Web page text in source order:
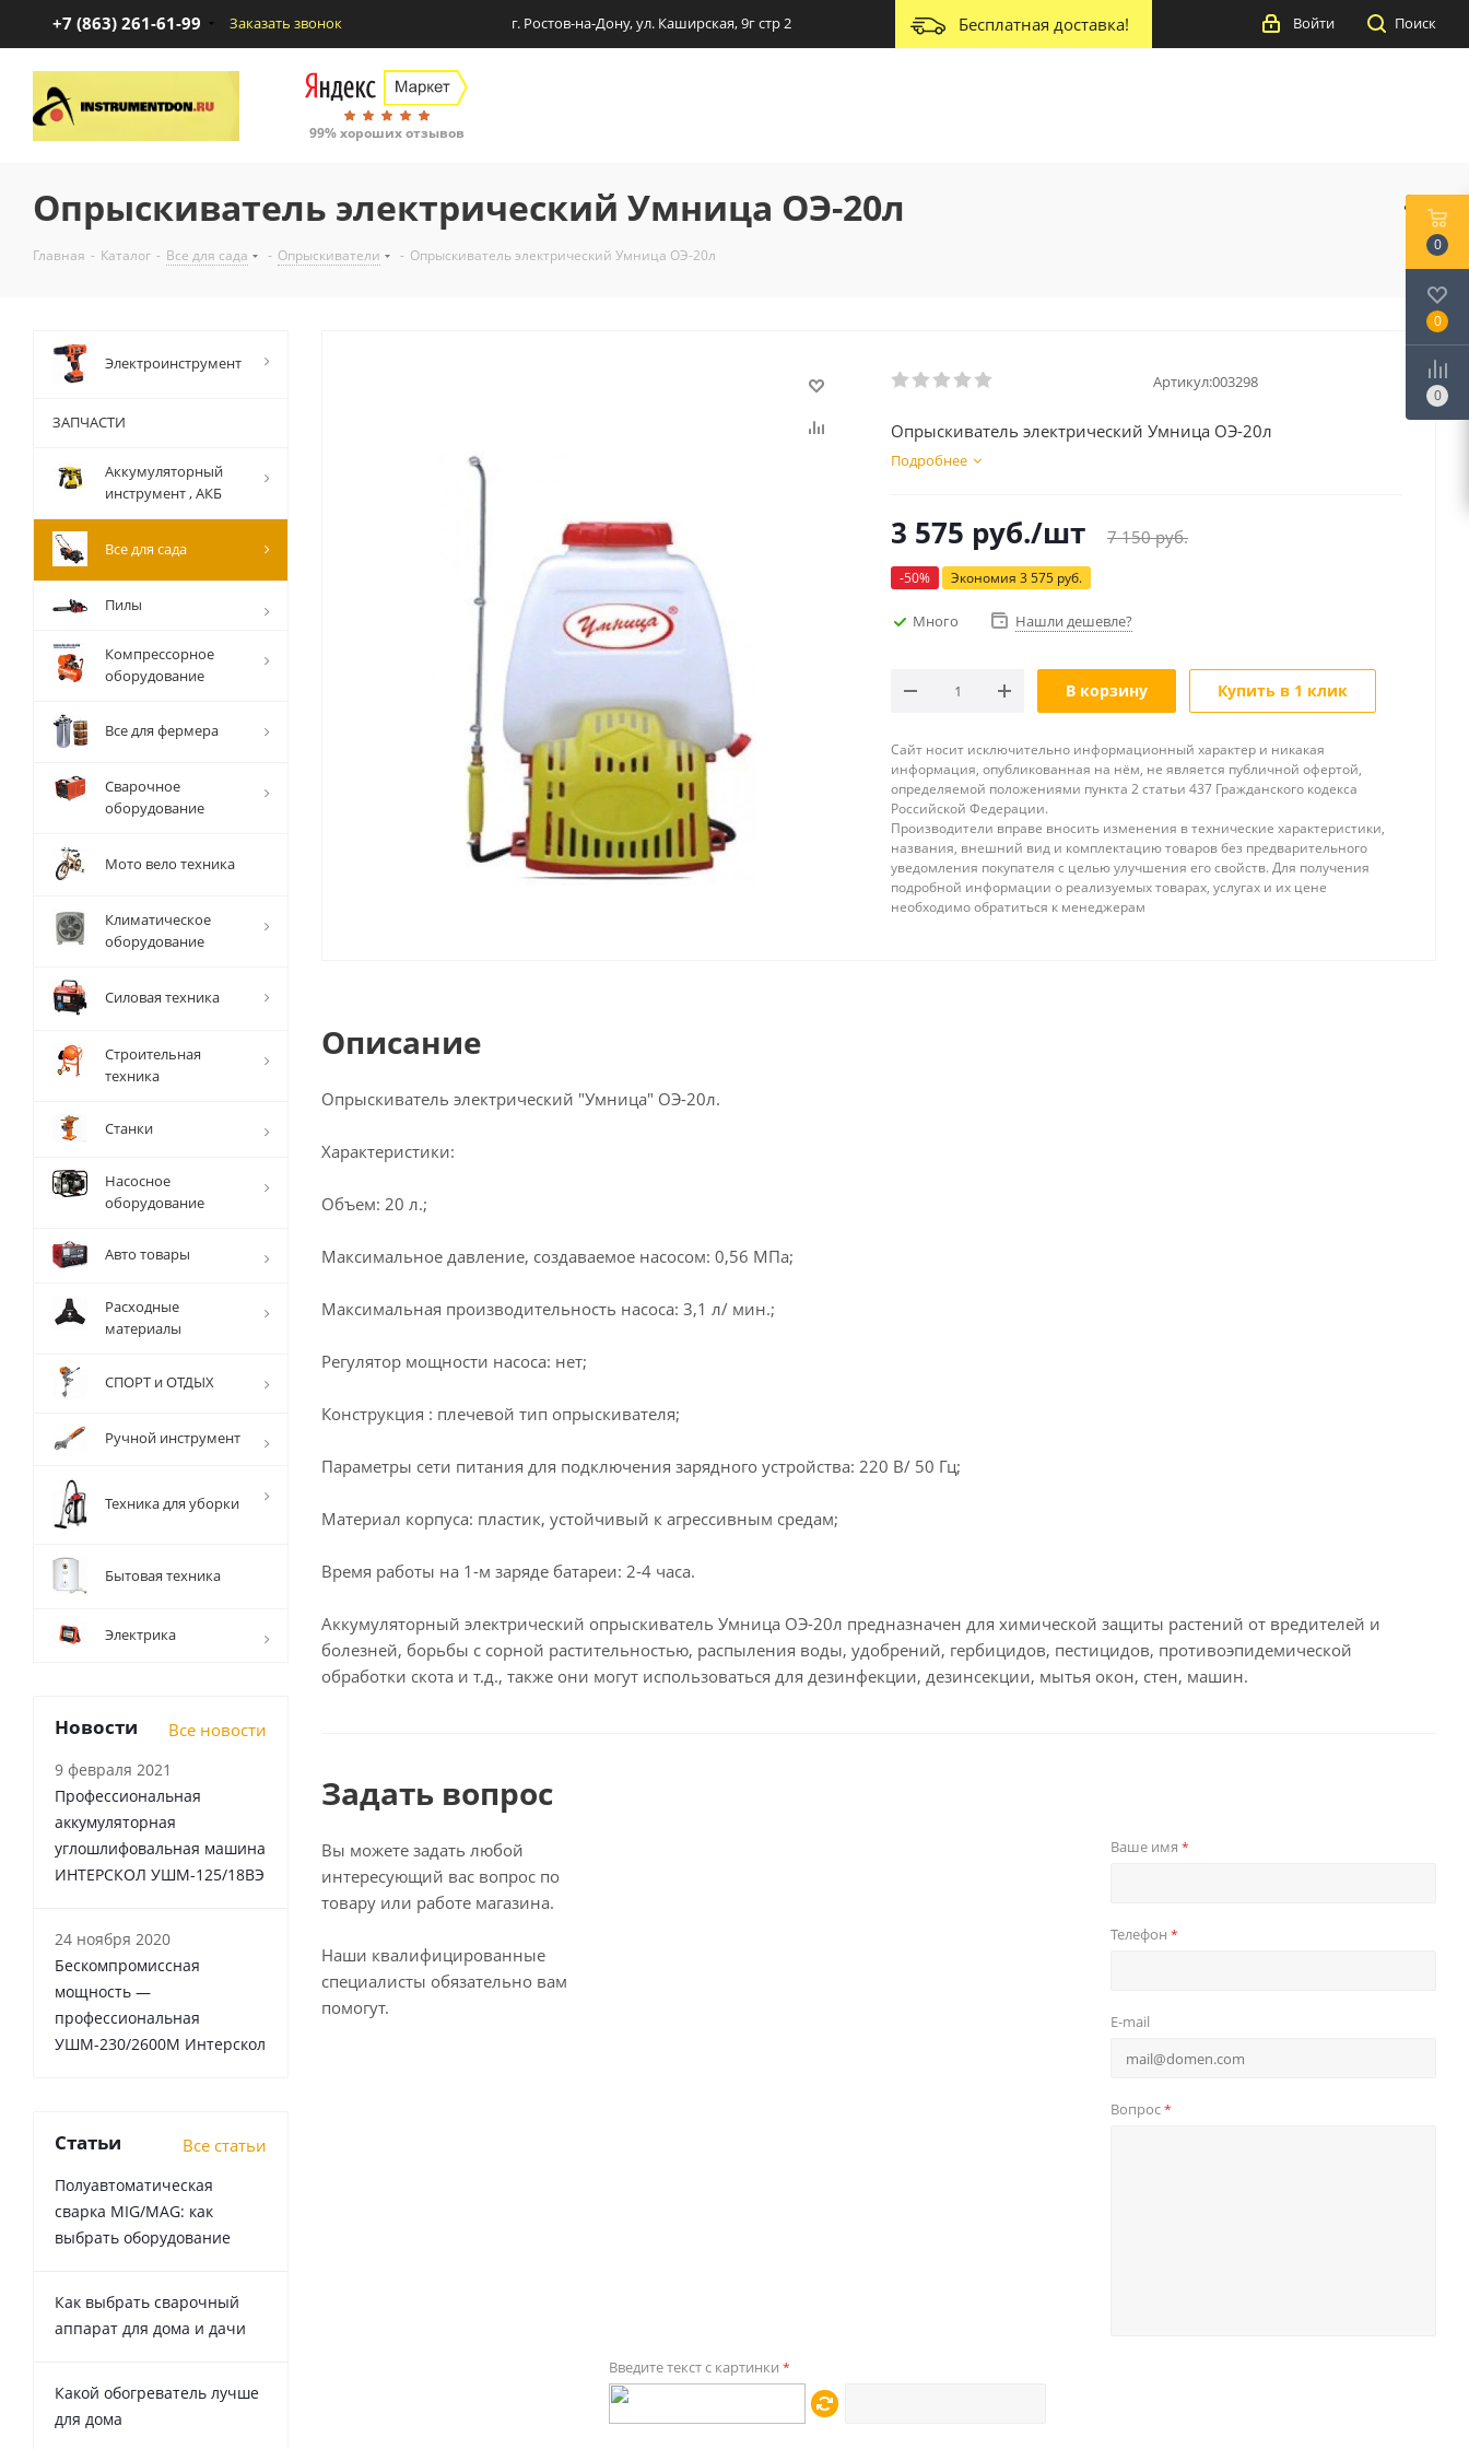
+7 (863) 261-61-99 Заказать звонок г. Ростов-на-Дону, ул. Каширская, 9г стр 2 Бесплатная доставка! Поиск
Войти
99% хороших отзывов
Опрыскиватель электрический Умница ОЭ-20л
Главная - Каталог - Все для сада - Опрыскиватели - Опрыскиватель электрический Умница ОЭ-20л
Артикул:003298
Опрыскиватель электрический Умница ОЭ-20л
Подробнее
3 575 руб./шт 7 150руб.
-50% Экономия 3 575 руб.
Много Нашли дешевле?
В корзину Купить в 1 клик
Сайт носит исключительно информационный характер и никакая
информация, опубликованная на нём, не является публичной офертой,
определяемой положениями пункта 2 статьи 437 Гражданского кодекса
Российской Федерации.
Производители вправе вносить изменения в технические характеристики,
названия, внешний вид и комплектацию товаров без предварительного
уведомления покупателя с целью улучшения его свойств. Для получения
подробной информации о реализуемых товарах, услугах и их цене
необходимо обратиться к менеджерам
Описание
Опрыскиватель электрический "Умница" ОЭ-20л.
Характеристики:
Объем: 20 л.;
Максимальное давление, создаваемое насосом: 0,56 МПа;
Максимальная производительность насоса: 3,1 л/ мин.;
Регулятор мощности насоса: нет;
Конструкция : плечевой тип опрыскивателя;
Параметры сети питания для подключения зарядного устройства: 220 В/ 50 Гц;
Материал корпуса: пластик, устойчивый к агрессивным средам;
Время работы на 1-м заряде батареи: 2-4 часа.
Аккумуляторный электрический опрыскиватель Умница ОЭ-20л предназначен для химической защиты растений от вредителей и
болезней, борьбы с сорной растительностью, распыления воды, удобрений, гербицидов, пестицидов, противоэпидемической
обработки скота и т.д., также они могут использоваться для дезинфекции, дезинсекции, мытья окон, стен, машин.
Задать вопрос
Вы можете задать любой
интересующий вас вопрос по
товару или работе магазина.
Наши квалифицированные
специалисты обязательно вам
помогут.
Ваше имя *
Телефон *
E-mail
Вопрос*
Введите текст с картинки *
Электроинструмент
ЗАПЧАСТИ
Аккумуляторный
инструмент , АКБ
Все для сада
Пилы
Компрессорное
оборудование
Все для фермера
Сварочное
оборудование
Мото вело техника
Климатическое
оборудование
Силовая техника
Строительная
техника
Станки
Насосное
оборудование
Авто товары
Расходные
материалы
СПОРТ и ОТДЫХ
Ручной инструмент
Техника для уборки
Бытовая техника
Электрика
Новости Все новости
9 февраля 2021
Профессиональная
аккумуляторная
углошлифовальная машина
ИНТЕРСКОЛ УШМ-125/18ВЭ
24 ноября 2020
Бескомпромиссная
мощность —
профессиональная
УШМ-230/2600М Интерскол
Статьи Все статьи
Полуавтоматическая
сварка MIG/MAG: как
выбрать оборудование
Как выбрать сварочный
аппарат для дома и дачи
Какой обогреватель лучше
для дома
0
0
0